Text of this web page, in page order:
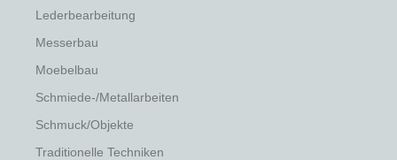
Lederbearbeitung
Messerbau
Moebelbau
Schmiede-/Metallarbeiten
Schmuck/Objekte
Traditionelle Techniken